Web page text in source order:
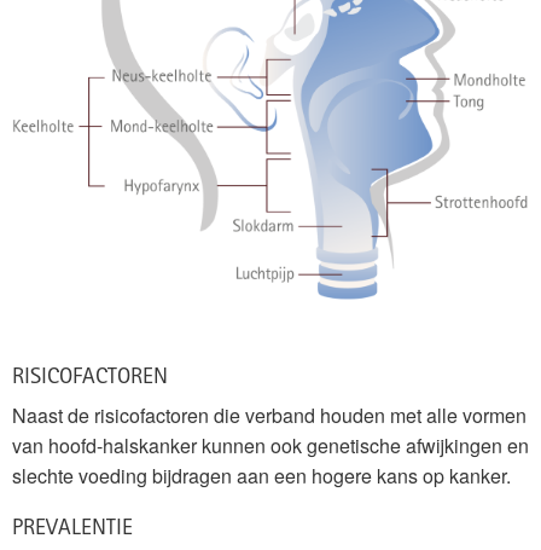
RISICOFACTOREN
Naast de risicofactoren die verband houden met alle vormen
van hoofd-halskanker kunnen ook genetische afwijkingen en
slechte voeding bijdragen aan een hogere kans op kanker.
PREVALENTIE